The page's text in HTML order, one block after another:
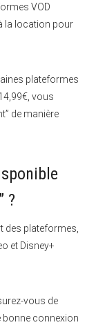
VOD
la location pour
plateformes
vous
de manière
?
des plateformes,
et Disney+
vous de
bonne connexion